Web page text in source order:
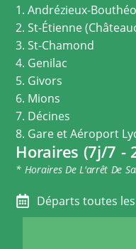
1. Andrézieux-
2. St-Étienne
3. St-Chamond
4. Genilac
5. Givors
6. Mions
7. Décines
8. Gare et Aéroport
Horaires (7j/7 -
* Horaires De L'arrêt De
Départs toutes